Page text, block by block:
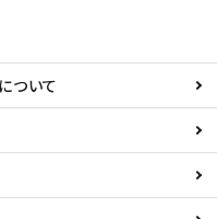
ついて